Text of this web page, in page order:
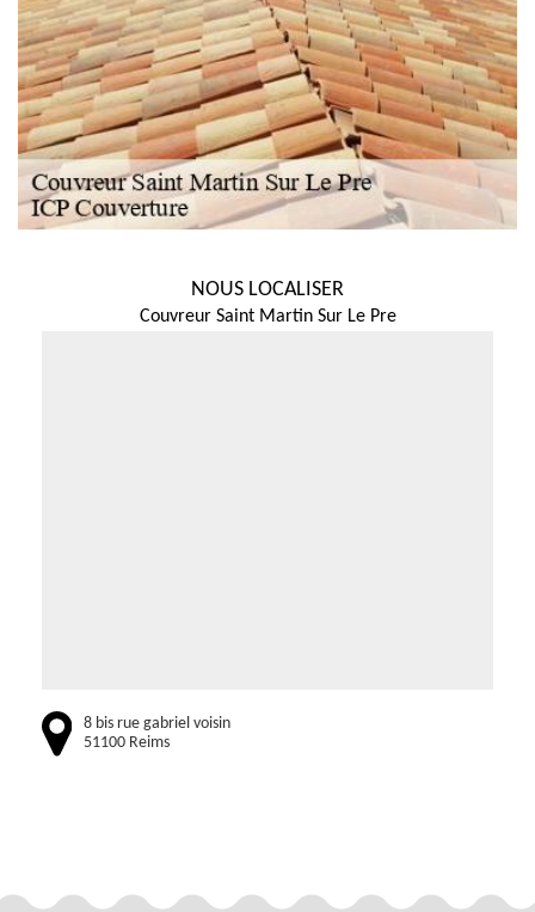
NOUS LOCALISER
Couvreur Saint Martin Sur Le Pre
8 bis rue gabriel voisin
51100 Reims